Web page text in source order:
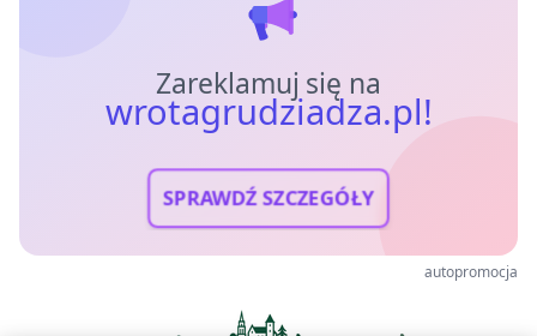
Zareklamuj się na
wrotagrudziadza.pl!
SPRAWDŹ SZCZEGÓŁY
autopromocja